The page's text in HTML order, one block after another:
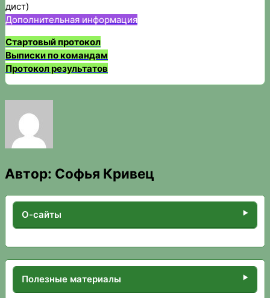
дист)
Дополнительная информация
Стартовый протокол
Выписки по командам
Протокол результатов
Автор: Софья Кривец
О-сайты
Полезные материалы